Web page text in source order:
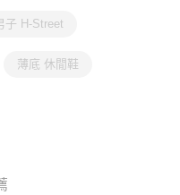
子 H-Street
薄底 休閒鞋